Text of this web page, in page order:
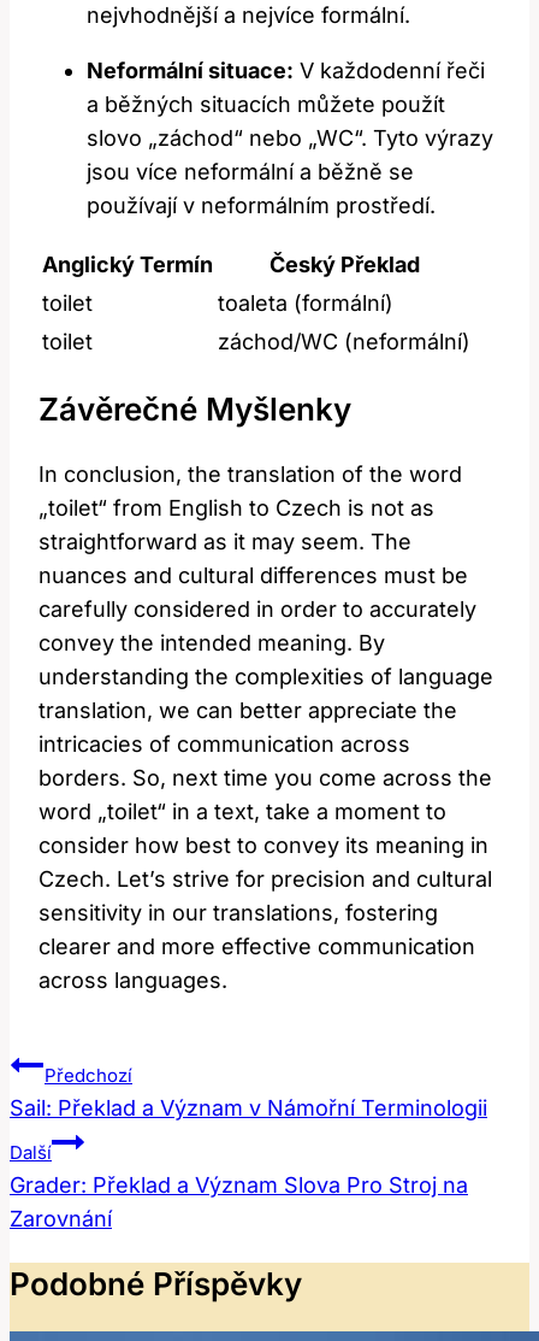
nejvhodnější a nejvíce formální.
Neformální situace: V každodenní řeči
a běžných situacích můžete použít
slovo „záchod“ nebo „WC“. Tyto výrazy
jsou více neformální a běžně se
používají v neformálním prostředí.
Anglický Termín
Český Překlad
toilet
toaleta (formální)
toilet
záchod/WC (neformální)
Závěrečné Myšlenky
In conclusion, the translation of the word
„toilet“ from English to Czech is not as
straightforward as it may seem. The
nuances and cultural differences must be
carefully considered in order to accurately
convey the intended meaning. By
understanding the complexities of language
translation, we can better appreciate the
intricacies of communication across
borders. So, next time you come across the
word „toilet“ in a text, take a moment to
consider how best to convey its meaning in
Czech. Let’s strive for precision and cultural
sensitivity in our translations, fostering
clearer and more effective communication
across languages.
Navigace
Pro
Příspěvek
Předchozí
Sail: Překlad a Význam v Námořní Terminologii
Další
Grader: Překlad a Význam Slova Pro Stroj na
Zarovnání
Podobné Příspěvky